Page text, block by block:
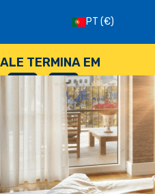
PT (€)
TERMINA EM
: --
SEGUNDOS